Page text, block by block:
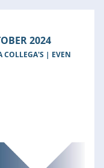
2024
COLLEGA'S | EVEN